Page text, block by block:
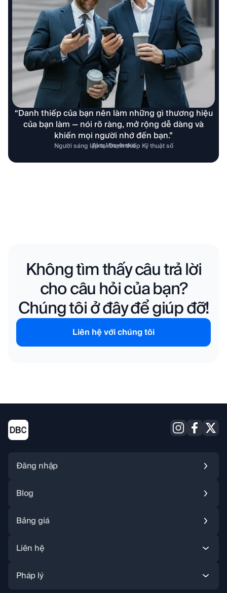
“Danh thiếp của bạn nên làm những gì thương hiệu
của bạn làm — nói rõ ràng, mở rộng dễ dàng và
khiến mọi người nhớ đến bạn.”
Alex Vasylenko
Người sáng lập tại Danh thiếp Kỹ thuật số
Không tìm thấy câu trả lời
cho câu hỏi của bạn?
Chúng tôi ở đây để giúp đỡ!
Liên hệ với chúng tôi
Đăng nhập
Blog
Bảng giá
Liên hệ
Pháp lý